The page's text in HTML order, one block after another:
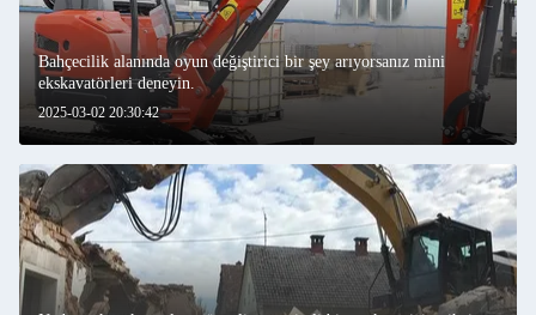
2025-03-02 20:30:42
Bahçecilik alanında oyun değiştirici bir şey arıyorsanız mini
ekskavatörleri deneyin.